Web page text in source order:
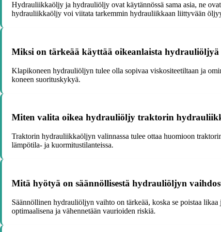
Hydrauliikkaöljy ja hydrauliöljy ovat käytännössä sama asia, ne
hydrauliikkaöljy voi viitata tarkemmin hydrauliikkaan liittyvään
Miksi on tärkeää käyttää oikeanlaista hydrauliöljyä
Klapikoneen hydrauliöljyn tulee olla sopivaa viskositeetiltaan ja
koneen suorituskykyä.
Miten valita oikea hydrauliöljy traktorin
Traktorin hydrauliikkaöljyn valinnassa tulee ottaa huomioon
lämpötila- ja kuormitustilanteissa.
Mitä hyötyä on säännöllisestä hydrauliöljyn
Säännöllinen hydrauliöljyn vaihto on tärkeää, koska se poistaa
optimaalisena ja vähennetään vaurioiden riskiä.